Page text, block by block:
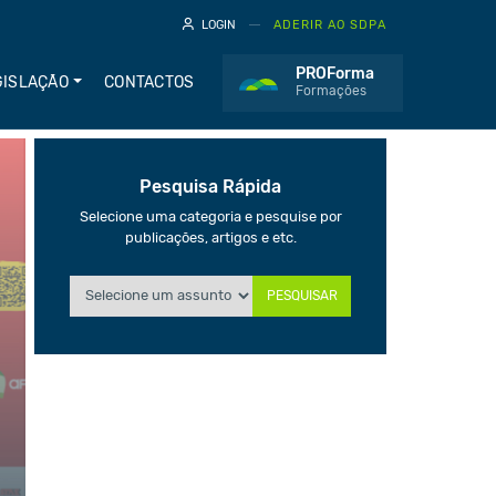
LOGIN ADERIR AO SDPA
CONTACTOS
PROForma
Formações
Pesquisa Rápida
Selecione uma categoria e pesquise por
publicações, artigos e etc.
PESQUISAR